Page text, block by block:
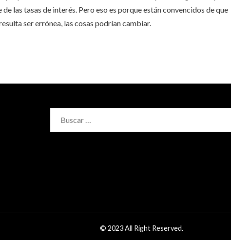
las tasas de interés. Pero eso es porque están convencidos de que
ser errónea, las cosas podrían cambiar.
© 2023 All Right Reserved.